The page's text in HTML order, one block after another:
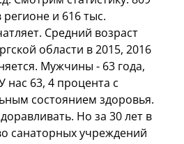
и 616 тыс.
Средний возраст
области в 2015, 2016
Мужчины - 63 года,
63, 4 процента с
состоянием здоровья.
Но за 30 лет в
санаторных учреждений